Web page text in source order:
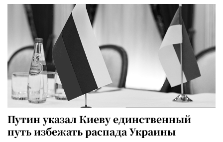
Путин указал Киеву единственный
путь избежать распада Украины